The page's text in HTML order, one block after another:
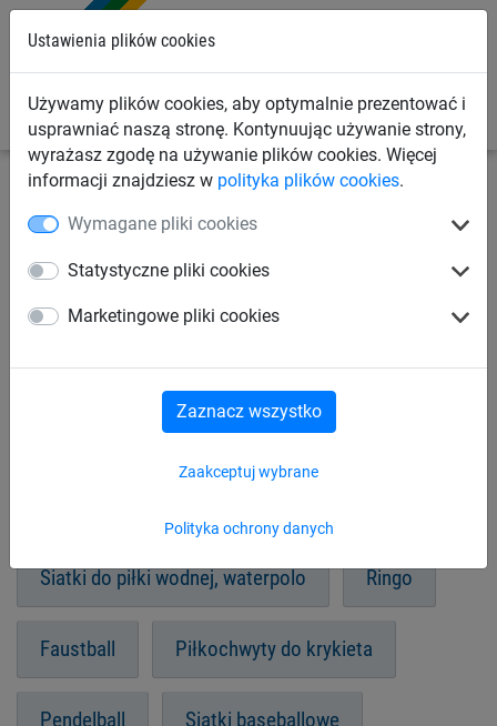
Ustawienia plików cookies
Używamy plików cookies, aby optymalnie prezentować i
usprawniać naszą stronę. Kontynuując używanie strony,
wyrażasz zgodę na używanie plików cookies. Więcej
informacji znajdziesz w polityka plików cookies.
Wymagane pliki cookies
Statystyczne pliki cookies
Marketingowe pliki cookies
Polityka ochrony danych
Zaakceptuj wybrane
Zaznacz wszystko
ochronne łucznicze
Boiska plażowe / Piaskownice
Rzut młotem / dyskiem Polo rowerowe
Siatki do piłki wodnej, waterpolo Ringo
Faustball Piłkochwyty do krykieta
Pendelball Siatki baseballowe